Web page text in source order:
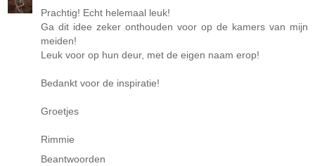
Prachtig! Echt helemaal leuk!
Ga dit idee zeker onthouden voor op de kamers van mijn
meiden!
Leuk voor op hun deur, met de eigen naam erop!
Bedankt voor de inspiratie!
Groetjes
Rimmie
Beantwoorden